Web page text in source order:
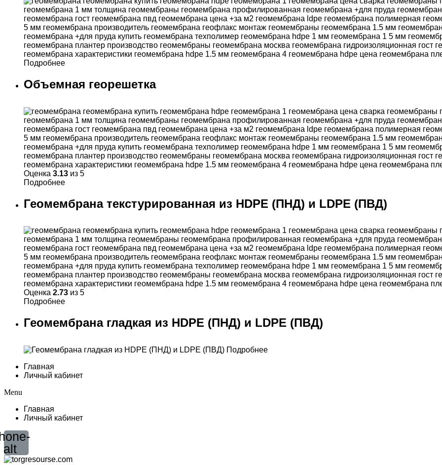
Подробнее
Объемная георешетка
Оценка 3.13 из 5
Подробнее
Геомембрана текстурированная из HDPE (ПНД) и LDPE (ПВД)
Оценка 2.73 из 5
Подробнее
Геомембрана гладкая из HDPE (ПНД) и LDPE (ПВД)
Подробнее
Главная
Личный кабинет
Menu
Главная
Личный кабинет
alt